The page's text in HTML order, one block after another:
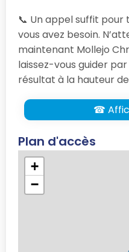
📞 Un appel suffit
vous avez besoin.
maintenant Mollejo
laissez-vous guider
résultat à la hauteur
☎
Plan d'accès
+
−